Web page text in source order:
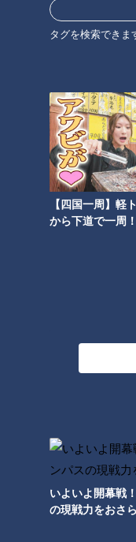
タグを検索できま
【四国一周】軽
から下道で一周
いよいよ開幕戦
の現戦力をおさ
24時間
つら〜い「
なたはどの
【アナウン
石アナが
ン春祭り
もうすぐ5